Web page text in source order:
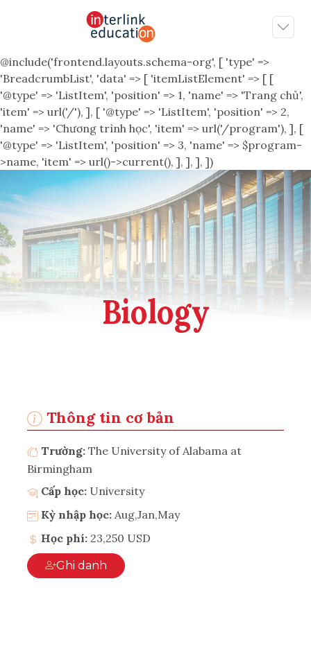
@include('frontend.layouts.schema-org', [ 'type' =>
'BreadcrumbList', 'data' => [ 'itemListElement' => [ [
'@type' => 'ListItem', 'position' => 1, 'name' => 'Trang chủ',
'item' => url('/'), ], [ '@type' => 'ListItem', 'position' => 2,
'name' => 'Chương trình học', 'item' => url('/program'), ], [
'@type' => 'ListItem', 'position' => 3, 'name' => $program-
>name, 'item' => url()->current(), ], ], ], ])
Biology
Thông tin cơ bản
Trường: The University of Alabama at
Birmingham
Cấp học: University
Kỳ nhập học: Aug,Jan,May
Học phí: 23,250 USD
Ghi danh